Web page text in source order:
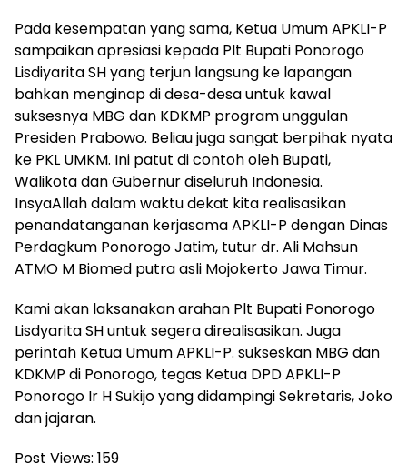
Pada kesempatan yang sama, Ketua Umum APKLI-P
sampaikan apresiasi kepada Plt Bupati Ponorogo
Lisdiyarita SH yang terjun langsung ke lapangan
bahkan menginap di desa-desa untuk kawal
suksesnya MBG dan KDKMP program unggulan
Presiden Prabowo. Beliau juga sangat berpihak nyata
ke PKL UMKM. Ini patut di contoh oleh Bupati,
Walikota dan Gubernur diseluruh Indonesia.
InsyaAllah dalam waktu dekat kita realisasikan
penandatanganan kerjasama APKLI-P dengan Dinas
Perdagkum Ponorogo Jatim, tutur dr. Ali Mahsun
ATMO M Biomed putra asli Mojokerto Jawa Timur.
Kami akan laksanakan arahan Plt Bupati Ponorogo
Lisdyarita SH untuk segera direalisasikan. Juga
perintah Ketua Umum APKLI-P. sukseskan MBG dan
KDKMP di Ponorogo, tegas Ketua DPD APKLI-P
Ponorogo Ir H Sukijo yang didampingi Sekretaris, Joko
dan jajaran.
Post Views: 159